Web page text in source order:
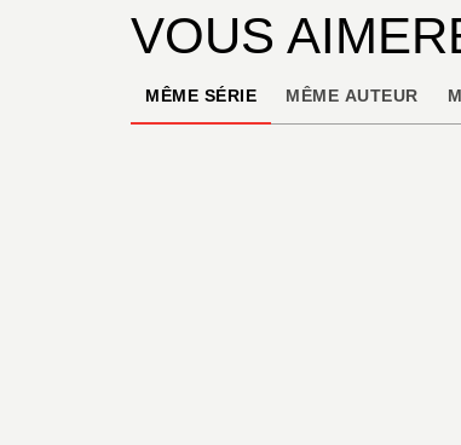
VOUS
MÊME SÉRIE MÊME AUTEUR